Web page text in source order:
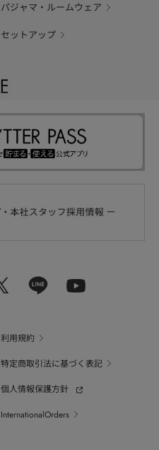
パジャマ・ルームウェア
セットアップ
利用規約
特定商取引法に基づく表記
個人情報保護方針
InternationalOrders